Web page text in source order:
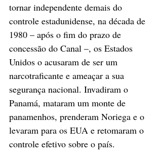
tornar independente demais do
controle estadunidense, na década de
1980 – após o fim do prazo de
concessão do Canal –, os Estados
Unidos o acusaram de ser um
narcotraficante e ameaçar a sua
segurança nacional. Invadiram o
Panamá, mataram um monte de
panamenhos, prenderam Noriega e o
levaram para os EUA e retomaram o
controle efetivo sobre o país.